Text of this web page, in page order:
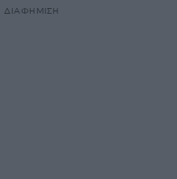
ΔΙΑΦΗΜΙΣΗ